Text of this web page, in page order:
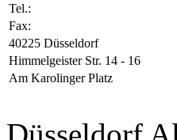
Tel.:
Fax:
40225 Düsseldorf
Himmelgeister Str. 14 - 16
Am Karolinger Platz